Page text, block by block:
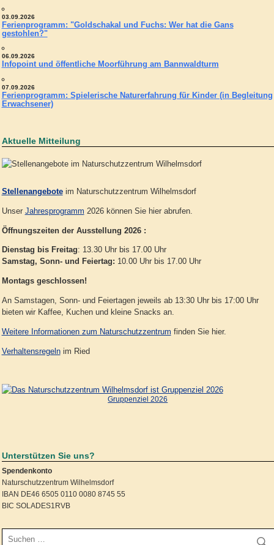
03.09.2026
Ferienprogramm: "Goldschakal und Fuchs: Wer hat die Gans
gestohlen?"
06.09.2026
Infopoint und öffentliche Moorführung am Bannwaldturm
07.09.2026
Ferienprogramm: Spielerische Naturerfahrung für Kinder (in Begleitung
Erwachsener)
Aktuelle Mitteilung
Stellenangeboteim Naturschutzzentrum Wilhelmsdorf
Unser Jahresprogramm 2026 können Sie hier abrufen.
Öffnungszeiten der Ausstellung 2026 :
Dienstag bis Freitag: 13.30 Uhr bis 17.00 Uhr
Samstag, Sonn- und Feiertag: 10.00 Uhr bis 17.00 Uhr
Montags geschlossen!
An Samstagen, Sonn- und Feiertagen jeweils ab 13:30 Uhr bis 17:00 Uhr
bieten wir Kaffee, Kuchen und kleine Snacks an.
Weitere Informationen zum Naturschutzzentrum finden Sie hier.
Verhaltensregelnim Ried
Gruppenziel 2026
Unterstützen Sie uns?
Spendenkonto
Naturschutzzentrum Wilhelmsdorf
IBAN DE46 6505 0110 0080 8745 55
BIC SOLADES1RVB